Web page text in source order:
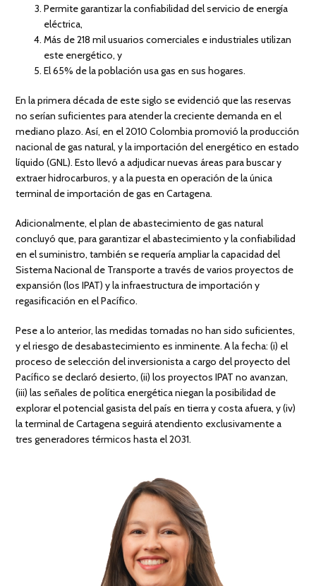
Permite garantizar la confiabilidad del servicio de energía
eléctrica,
Más de 218 mil usuarios comerciales e industriales utilizan
este energético, y
El 65% de la población usa gas en sus hogares.
En la primera década de este siglo se evidenció que las reservas
no serían suficientes para atender la creciente demanda en el
mediano plazo. Así, en el 2010 Colombia promovió la producción
nacional de gas natural, y la importación del energético en estado
líquido (GNL). Esto llevó a adjudicar nuevas áreas para buscar y
extraer hidrocarburos, y a la puesta en operación de la única
terminal de importación de gas en Cartagena.
Adicionalmente, el plan de abastecimiento de gas natural
concluyó que, para garantizar el abastecimiento y la confiabilidad
en el suministro, también se requería ampliar la capacidad del
Sistema Nacional de Transporte a través de varios proyectos de
expansión (los IPAT) y la infraestructura de importación y
regasificación en el Pacífico.
Pese a lo anterior, las medidas tomadas no han sido suficientes,
y el riesgo de desabastecimiento es inminente. A la fecha: (i) el
proceso de selección del inversionista a cargo del proyecto del
Pacífico se declaró desierto, (ii) los proyectos IPAT no avanzan,
(iii) las señales de política energética niegan la posibilidad de
explorar el potencial gasista del país en tierra y costa afuera, y (iv)
la terminal de Cartagena seguirá atendiento exclusivamente a
tres generadores térmicos hasta el 2031.